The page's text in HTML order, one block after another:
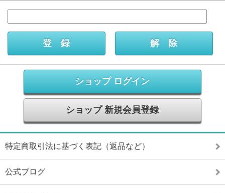
ショップ ログイン
ショップ 新規会員登録
特定商取引法に基づく表記（返品など）
公式ブログ